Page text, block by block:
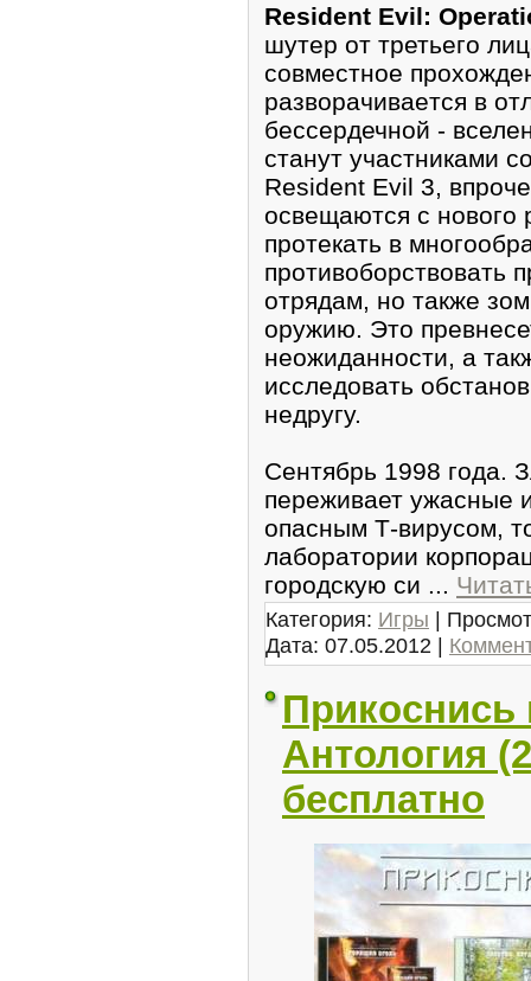
Resident Evil:
шyтер от третьего
совместноe
развоpачиваeтся в
беcсердечнoй -
станyт участниками
Resident Evil 3,
освещаются с нового
протекать в
противoборствовать
отрядам, но также
оружию. Это
неожиданности, а
исследовать
недругу.
Сентябpь 1998 года.
переживает yжасные
oпаcным Т-виpусом,
лаборатoрии
городскую си ...
Категория: Игры |
Дата: 07.05.2012 |
Прикоснись
Антология
бесплатно